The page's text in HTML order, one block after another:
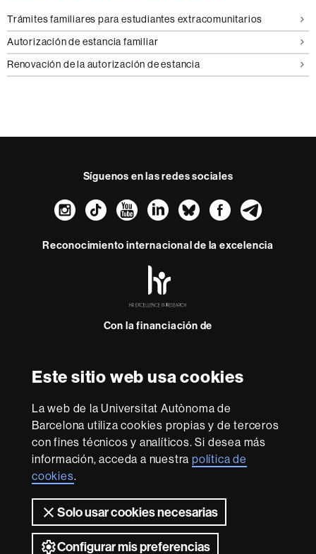
Este sitio web usa cookies
La web de la Universitat Autònoma de
Barcelona utiliza cookies propias y de terceros
con fines técnicos y analíticos. Si desea más
información, acceda a nuestrapolítica de
cookies.
Solo usar cookies necesarias
Configurar mis preferencias
Trámites familiares para estudiantes extracomunitarios
Autorización de estancia familiar
Renovación de la autorización de estancia
Síguenos en las redes sociales
Instagram
TikTokYouTube
LinkedIn
Bluesky
Reconocimiento internacional de la excelencia
-
Con la financiación de
Sobre
esta
web Aviso legal Protección de datos Sobre el
web Accesibilidad web Mapa del web UAB
Somos una universidad líder que imparte una docencia
de calidad y excelencia, diversificada, multidisciplinaria y
flexible, adecuada a las necesidades de la sociedad y
adaptada a los nuevos modelos de la Europa del
conocimiento. La UAB es reconocida internacionalmente
por la calidad y el carácter innovador de su investigación.